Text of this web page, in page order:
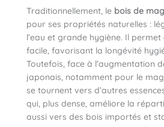
Traditionnellement, le bois de
pour ses propriétés naturelles :
l’eau et grande hygiène. Il
facile, favorisant la longévité
Toutefois, face à l’augmentation
japonais, notamment pour le
se tournent vers d’autres
qui, plus dense, améliore la
aussi vers des bois importés et